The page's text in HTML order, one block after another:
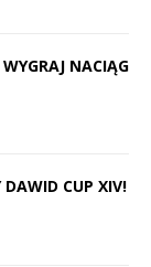
NACIĄG
CUP XIV!